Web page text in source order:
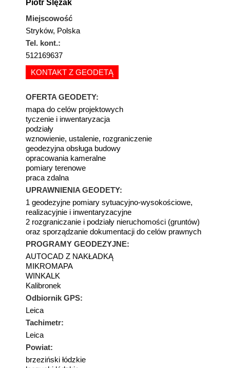
Piotr Ślęzak
Miejscowość
Stryków, Polska
Tel. kont.:
512169637
KONTAKT Z GEODETĄ
OFERTA GEODETY:
mapa do celów projektowych
tyczenie i inwentaryzacja
podziały
wznowienie, ustalenie, rozgraniczenie
geodezyjna obsługa budowy
opracowania kameralne
pomiary terenowe
praca zdalna
UPRAWNIENIA GEODETY:
1 geodezyjne pomiary sytuacyjno-wysokościowe,
realizacyjnie i inwentaryzacyjne
2 rozgraniczanie i podziały nieruchomości (gruntów)
oraz sporządzanie dokumentacji do celów prawnych
PROGRAMY GEODEZYJNE:
AUTOCAD Z NAKŁADKĄ
MIKROMAPA
WINKALK
Kalibronek
Odbiornik GPS:
Leica
Tachimetr:
Leica
Powiat:
brzeziński łódzkie